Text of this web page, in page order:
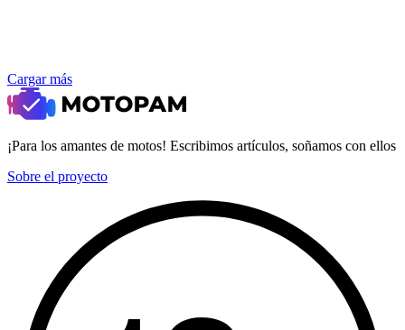
Cargar más
¡Para los amantes de motos! Escribimos artículos, soñamos con ellos
Sobre el proyecto